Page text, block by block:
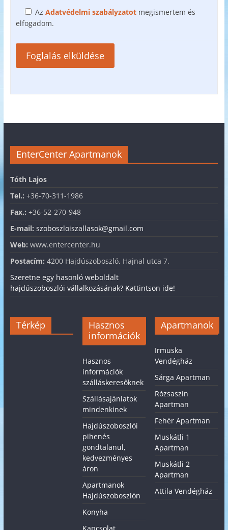
Az Adatvédelmi szabályzatot megismertem és
elfogadom.
EnterCenter Apartmanok
Tóth Lajos
Tel.: +36-70-311-1986
Fax.: +36-52-270-948
E-mail: szoboszloiszallasok@gmail.com
Web: www.entercenter.hu
Postacím: 4200 Hajdúszoboszló, Hajnal utca 7.
Szeretne egy hasonló weboldalt
hajdúszoboszlói vállalkozásának? Kattintson ide!
Térkép
Hasznos
információk
Hasznos
információk
szálláskeresőknek
Szállásajánlatok
mindenkinek
Hajdúszoboszlói
pihenés
gondtalanul,
kedvezményes
áron
Apartmanok
Hajdúszoboszlón
Konyha
Apartmanok
Irmuska
Vendégház
Sárga Apartman
Rózsaszín
Apartman
Fehér Apartman
Muskátli 1
Apartman
Muskátli 2
Apartman
Attila Vendégház